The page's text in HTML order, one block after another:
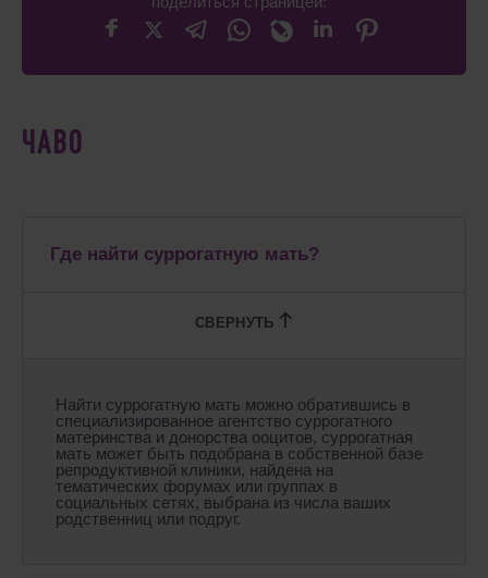
ЧАВО
Где найти суррогатную мать?
Найти суррогатную мать можно обратившись в
специализированное агентство суррогатного
материнства и донорства ооцитов, суррогатная
мать может быть подобрана в собственной базе
репродуктивной клиники, найдена на
тематических форумах или группах в
социальных сетях, выбрана из числа ваших
родственниц или подруг.